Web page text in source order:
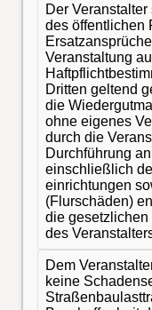
Der
des öffentlichen
Veranstaltung
Dritten geltend
die
ohne eigenes
durch die
Durchführung
einschließlich
einrichtungen
(Flurschäden)
die gesetzlichen
des
Dem
keine